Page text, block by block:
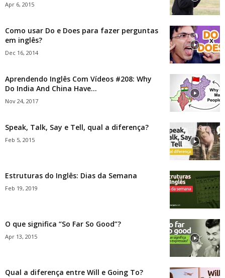
Apr 6, 2015
Como usar Do e Does para fazer perguntas
em inglês?
Dec 16, 2014
Aprendendo Inglês Com Vídeos #208: Why
Do India And China Have...
Nov 24, 2017
Speak, Talk, Say e Tell, qual a diferença?
Feb 5, 2015
Estruturas do Inglês: Dias da Semana
Feb 19, 2019
O que significa “So Far So Good”?
Apr 13, 2015
Qual a diferença entre Will e Going To?